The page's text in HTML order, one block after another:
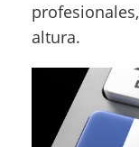
altura.